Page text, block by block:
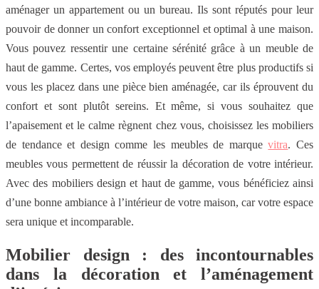
aménager un appartement ou un bureau. Ils sont réputés pour leur
pouvoir de donner un confort exceptionnel et optimal à une maison.
Vous pouvez ressentir une certaine sérénité grâce à un meuble de
haut de gamme. Certes, vos employés peuvent être plus productifs si
vous les placez dans une pièce bien aménagée, car ils éprouvent du
confort et sont plutôt sereins. Et même, si vous souhaitez que
l’apaisement et le calme règnent chez vous, choisissez les mobiliers
de tendance et design comme les meubles de marquevitra. Ces
meubles vous permettent de réussir la décoration de votre intérieur.
Avec des mobiliers design et haut de gamme, vous bénéficiez ainsi
d’une bonne ambiance à l’intérieur de votre maison, car votre espace
sera unique et incomparable.
Mobilier design : des incontournables
dans la décoration et l’aménagement